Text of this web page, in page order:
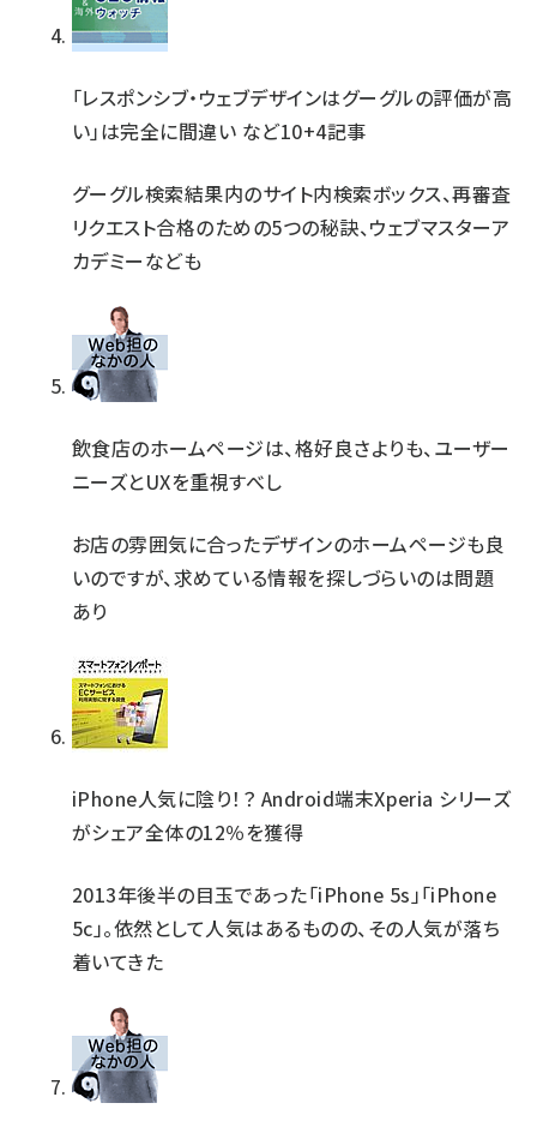
「レスポンシブ・ウェブデザインはグーグルの評価が高
い」は完全に間違い など10+4記事
グーグル検索結果内のサイト内検索ボックス、再審査
リクエスト合格のための5つの秘訣、ウェブマスターア
カデミーなども
飲食店のホームページは、格好良さよりも、ユーザー
ニーズとUXを重視すべし
お店の雰囲気に合ったデザインのホームページも良
いのですが、求めている情報を探しづらいのは問題
あり
iPhone人気に陰り！？ Android端末Xperia シリーズ
がシェア全体の12％を獲得
2013年後半の目玉であった「iPhone 5s」「iPhone
5c」。依然として人気はあるものの、その人気が落ち
着いてきた